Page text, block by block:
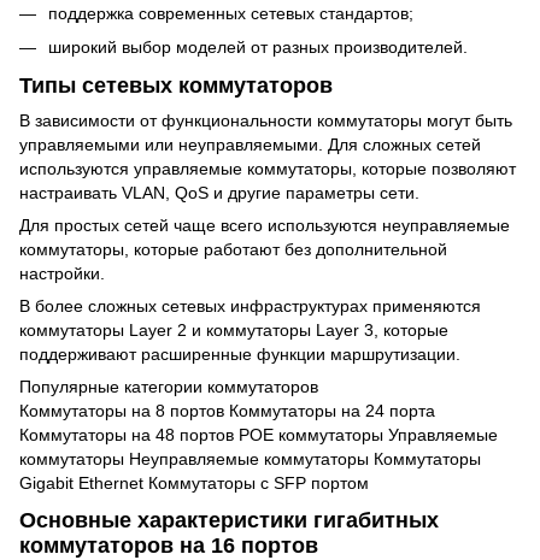
поддержка современных сетевых стандартов;
широкий выбор моделей от разных производителей.
Типы сетевых коммутаторов
В зависимости от функциональности коммутаторы могут быть
управляемыми или неуправляемыми. Для сложных сетей
используются управляемые коммутаторы , которые позволяют
настраивать VLAN, QoS и другие параметры сети.
Для простых сетей чаще всего используются неуправляемые
коммутаторы , которые работают без дополнительной
настройки.
В более сложных сетевых инфраструктурах применяются
коммутаторы Layer 2 и коммутаторы Layer 3 , которые
поддерживают расширенные функции маршрутизации.
Популярные категории коммутаторов
Коммутаторы на 8 портов Коммутаторы на 24 порта
Коммутаторы на 48 портов POE коммутаторы Управляемые
коммутаторы Неуправляемые коммутаторы Коммутаторы
Gigabit Ethernet Коммутаторы с SFP портом
Основные характеристики гигабитных
коммутаторов на 16 портов